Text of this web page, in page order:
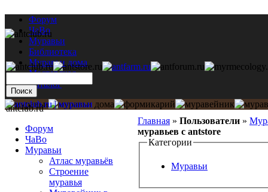
Форум
ЧаВо
Муравьи
Библиотека
Муравьи дома
Мастерская
Каталог
Главная » Пользователи »
муравьев с antstore
Категории
Муравьи
antclub.ru
Форум
ЧаВо
Муравьи
Атлас муравьёв
Строение
муравья